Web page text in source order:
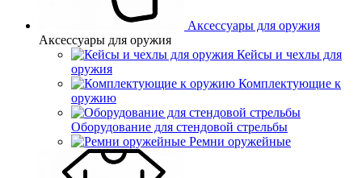
Аксессуары для оружия
Аксессуары для оружия
Кейсы и чехлы для
оружия
Комплектующие к
оружию
Оборудование для стендовой стрельбы
Ремни оружейные